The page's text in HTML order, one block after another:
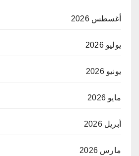
أغسطس 2026
يوليو 2026
يونيو 2026
مايو 2026
أبريل 2026
مارس 2026